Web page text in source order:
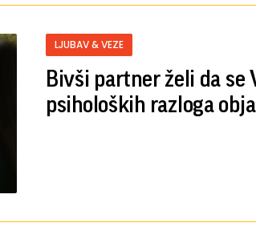
LJUBAV & VEZE
Bivši partner želi da se
psiholoških razloga